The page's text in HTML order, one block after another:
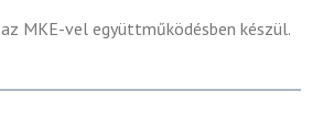
az MKE-vel együttműködésben készül.